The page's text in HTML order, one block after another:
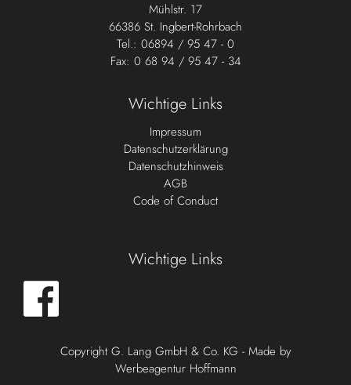
Mühlstr. 17
66386 St. Ingbert-Rohrbach
Tel.: 06894 / 95 47 - 0
Fax: 0 68 94 / 95 47 - 34
Wichtige Links
Impressum
Datenschutzerklärung
Datenschutzhinweis
AGB
Code of Conduct
Wichtige Links
Copyright G. Lang GmbH & Co. KG - Made by
Werbeagentur Hoffmann